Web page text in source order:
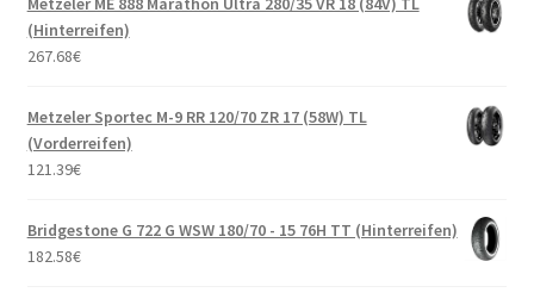
(Hinterreifen)
267.68€
Metzeler Sportec M-9 RR 120/70 ZR 17 (58W) TL
(Vorderreifen)
121.39€
Bridgestone G 722 G WSW 180/70 - 15 76H TT (Hinterreifen)
182.58€